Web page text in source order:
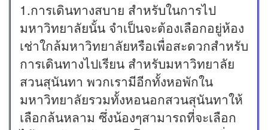
1.การเดินทางสบาย สำหรับในการไป
มหาวิทยาลัยนั้น จำเป็นจะต้องเลือกอยู่ห้อง
เช่าใกล้มหาวิทยาลัยหรือเพื่อสะดวกสำหรับ
การเดินทางไปเรียน สำหรับมหาวิทยาลัย
สวนสุนันทา พวกเรามีอีกทั้งหอพักใน
มหาวิทยาลัยรวมทั้งหอนอกสวนสุนันทาให้
เลือกล้นหลาม ซึ่งน้องๆสามารถที่จะเลือก